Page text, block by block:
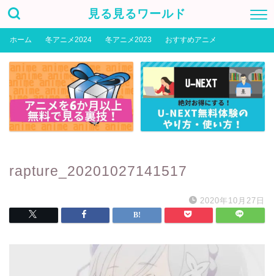
見る見るワールド
ホーム 冬アニメ2024 冬アニメ2023 おすすめアニメ
rapture_20201027141517
2020年10月27日